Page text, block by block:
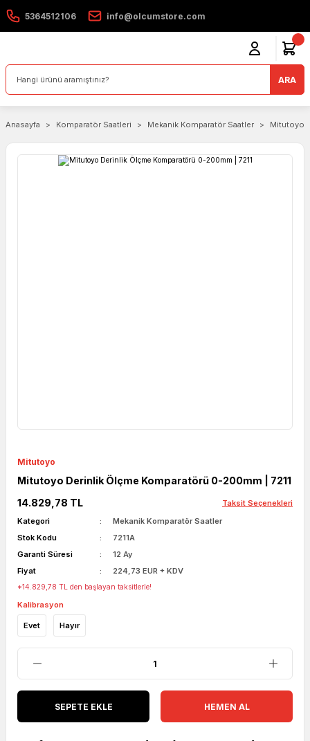
5364512106 info@olcumstore.com
ARA
Anasayfa Komparatör Saatleri Mekanik Komparatör Saatler Mitutoyo
Mitutoyo
Mitutoyo Derinlik Ölçme Komparatörü 0-200mm | 7211
14.829,78 TL
Taksit Seçenekleri
Kategori
Mekanik Komparatör Saatler
Stok Kodu
7211A
Garanti Süresi
12 Ay
Fiyat
224,73 EUR + KDV
*14.829,78 TL den başlayan taksitlerle!
Kalibrasyon
Evet Hayır
SEPETE EKLE HEMEN AL